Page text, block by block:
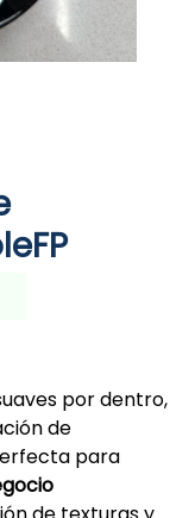
por dentro,
de
para